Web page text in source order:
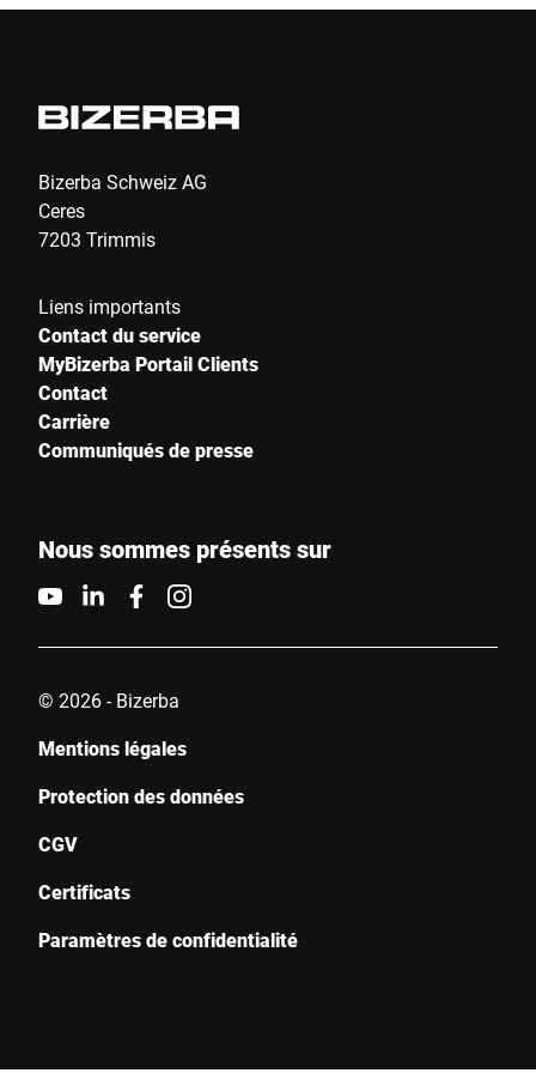
Ville *
Pays *
Votre demande *
informations peuvent être trouvées dans le
protection des données*
Anti-Robot Verification
Envoyer
Bizerba Schweiz AG
Ceres
7203 Trimmis
Liens importants
Contact du service
MyBizerba Portail Clients
Contact
Carrière
Communiqués de presse
Nous sommes présents sur
© 2026 - Bizerba
Mentions légales
Protection des données
CGV
Certificats
Paramètres de confidentialité